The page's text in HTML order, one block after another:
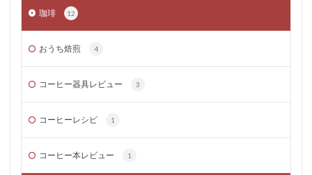
珈琲 12
おうち焙煎 4
コーヒー器具レビュー 3
コーヒーレシピ 1
コーヒー本レビュー 1